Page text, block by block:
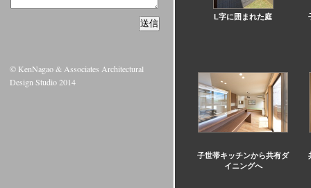
L字に囲まれた庭
子世帯キッチンから共有ダ
イニングへ
© KenNagao & Associates Architectural
Design Studio 2014